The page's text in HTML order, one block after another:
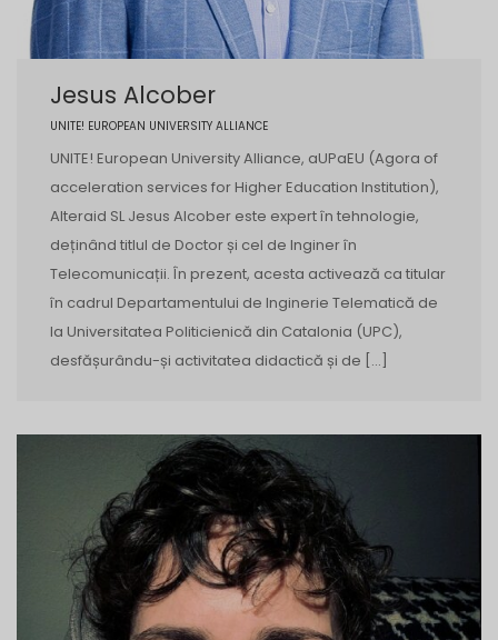
Jesus Alcober
UNITE! EUROPEAN UNIVERSITY ALLIANCE
UNITE! European University Alliance, aUPaEU (Agora of
acceleration services for Higher Education Institution),
Alteraid SL Jesus Alcober este expert în tehnologie,
deținând titlul de Doctor și cel de Inginer în
Telecomunicații. În prezent, acesta activează ca titular
în cadrul Departamentului de Inginerie Telematică de
la Universitatea Politicienică din Catalonia (UPC),
desfășurându-și activitatea didactică și de […]